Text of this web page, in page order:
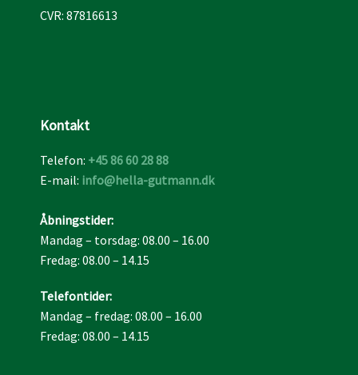
CVR​: 87816613
Kontakt​
Telefon: +45 86 60 28 88
E-mail: info@hella-gutmann.dk
Åbningstider:
Mandag – torsdag: 08.00 – 16.00
Fredag: 08.00 – 14.15
Telefontider​:
Mandag – fredag: 08.00 – 16.00
Fredag: 08.00 – 14.15